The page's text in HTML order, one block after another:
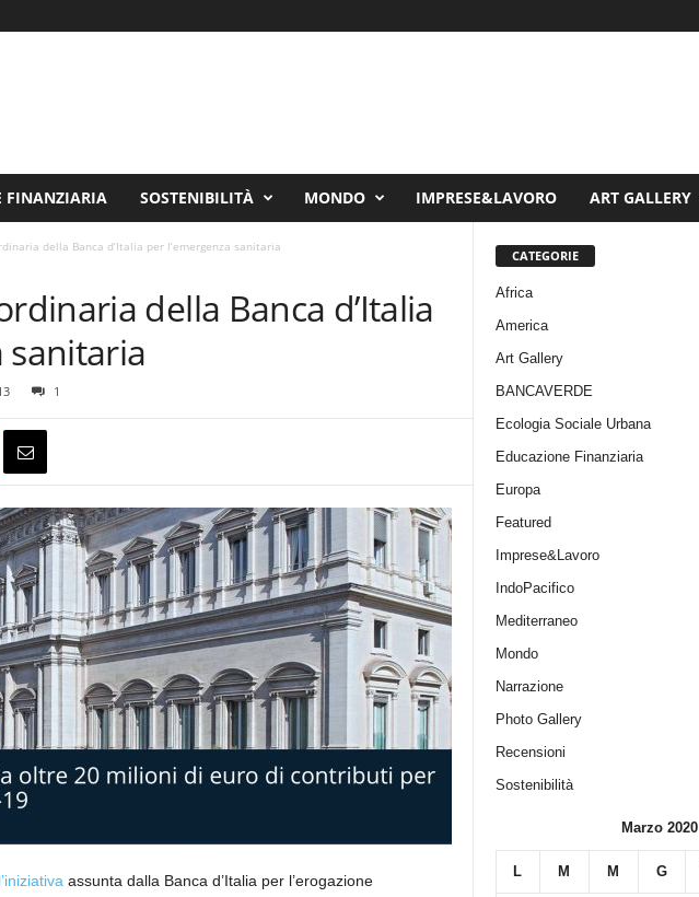
FINANZIARIA SOSTENIBILITÀ MONDO IMPRESE&LAVORO ART GALLERY
della Banca d’Italia per l’emergenza sanitaria
della Banca d’Italia
sanitaria
1
assunta dalla Banca d’Italia per l’erogazione
CATEGORIE
Africa
America
Art Gallery
BANCAVERDE
Ecologia Sociale Urbana
Educazione Finanziaria
Europa
Featured
Imprese&Lavoro
IndoPacifico
Mediterraneo
Mondo
Narrazione
Photo Gallery
Recensioni
Sostenibilità
Marzo 2020
L M M G